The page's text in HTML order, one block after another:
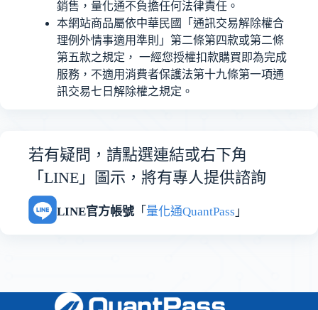
銷售，量化通不負擔任何法律責任。
本網站商品屬依中華民國「通訊交易解除權合
理例外情事適用準則」第二條第四款或第二條
第五款之規定， 一經您授權扣款購買即為完成
服務，不適用消費者保護法第十九條第一項通
訊交易七日解除權之規定。
若有疑問，請點選連結或右下角
「LINE」圖示，將有專人提供諮詢
LINE官方帳號 「量化通QuantPass 」